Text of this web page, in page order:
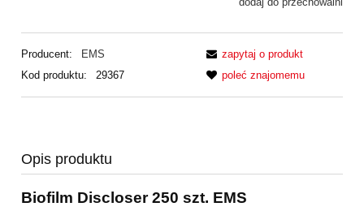
Producent:
EMS
Kod produktu:
29367
zapytaj o produkt
poleć znajomemu
Opis produktu
Biofilm Discloser 250 szt. EMS